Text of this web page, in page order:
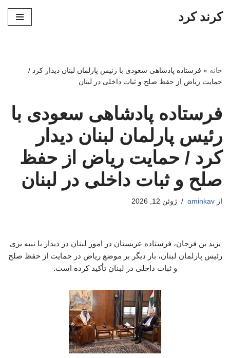
کرند کرد
خانه » فرستاده پادشاهی سعودی با رئیس پارلمان لبنان دیدار کرد /
حمایت ریاض از حفظ صلح و ثبات داخلی در لبنان
فرستاده پادشاهی سعودی با
رئیس پارلمان لبنان دیدار
کرد / حمایت ریاض از حفظ
صلح و ثبات داخلی در لبنان
از aminkav ژوئن 12, 2026
یزید بن فرحان، فرستاده عربستان در امور لبنان در دیدار با نبیه بری
رئیس پارلمان لبنان، بار دیگر بر موضع ریاض در حمایت از حفظ صلح
و ثبات داخلی در لبنان تأکید کرده است.